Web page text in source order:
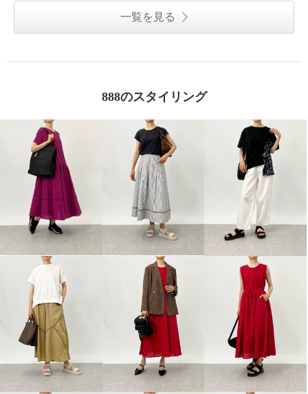
一覧を見る
888のスタイリング